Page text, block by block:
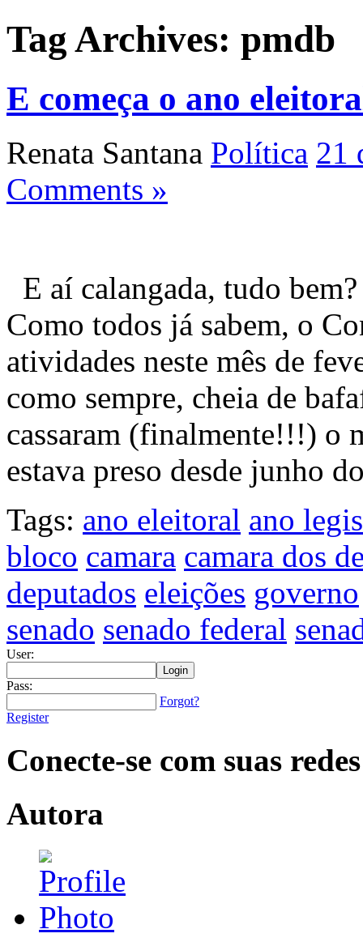
Tag Archives: pmdb
E começa o ano
Renata Santana Política 21
Comments »
E aí calangada, tudo
Como todos já sabem, o
atividades neste mês de
como sempre, cheia de
cassaram (finalmente!!!) o
estava preso desde junho
Tags: ano eleitoral ano
bloco camara camara dos
deputados eleições governo
senado senado federal
User:
Pass:
Forgot?
Register
Conecte-se com suas redes
Autora